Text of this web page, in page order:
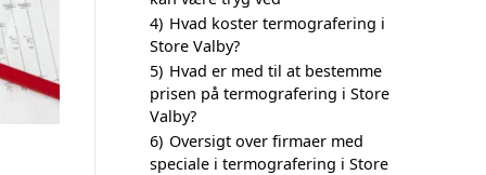
4) Hvad koster termografering i
Store Valby?
5) Hvad er med til at bestemme
prisen på termografering i Store
Valby?
6) Oversigt over firmaer med
speciale i termografering i Store